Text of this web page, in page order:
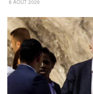
8 AOÛT 2026